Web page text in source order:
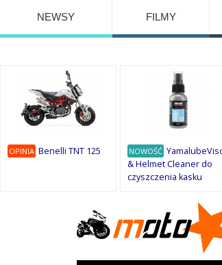
NEWSY FILMY
OPINIA Benelli TNT 125 NOWOŚĆ
& Helmet Cleaner do
czyszczenia kasku